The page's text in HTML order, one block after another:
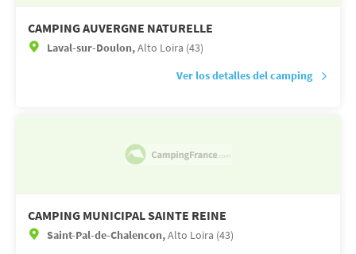
CAMPING AUVERGNE NATURELLE
Laval-sur-Doulon,Alto Loira (43)
Ver los detalles del camping
CAMPING MUNICIPAL SAINTE REINE
Saint-Pal-de-Chalencon,Alto Loira (43)